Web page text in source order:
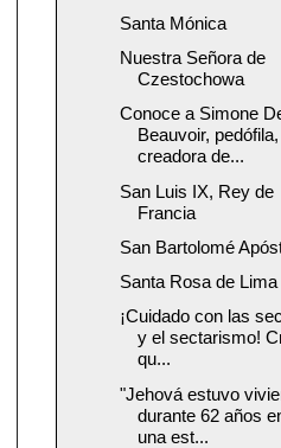
Santa Mónica
Nuestra Señora de
Czestochowa
Conoce a Simone
Beauvoir, pedófila,
creadora de...
San Luis IX, Rey de
Francia
San Bartolomé
Santa Rosa de Lima
¡Cuidado con las
y el sectarismo!
qu...
"Jehová estuvo
durante 62 años
una est...